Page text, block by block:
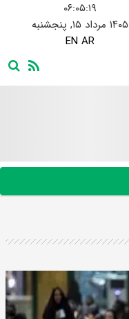
۰۶:۰۵:۲۰
۱۴۰۵ مرداد ۱۵, پنجشنبه
EN AR